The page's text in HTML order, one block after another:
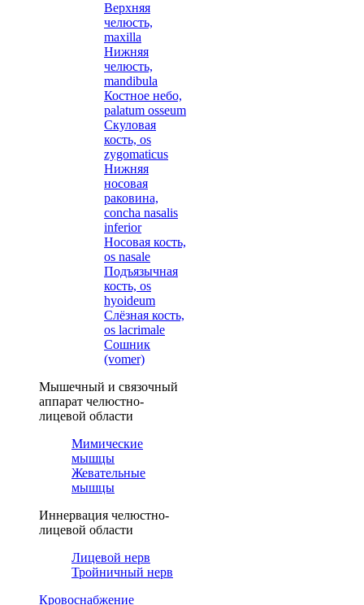
Верхняя
челюсть,
maxilla
Нижняя
челюсть,
mandibula
Костное небо,
palatum osseum
Скуловая
кость, os
zygomaticus
Нижняя
носовая
раковина,
concha nasalis
inferior
Носовая кость,
os nasale
Подъязычная
кость, os
hyoideum
Слёзная кость,
os lacrimale
Сошник
(vomer)
Мышечный и связочный
аппарат челюстно-
лицевой области
Мимические
мышцы
Жевательные
мышцы
Иннервация челюстно-
лицевой области
Лицевой нерв
Тройничный нерв
Кровоснабжение